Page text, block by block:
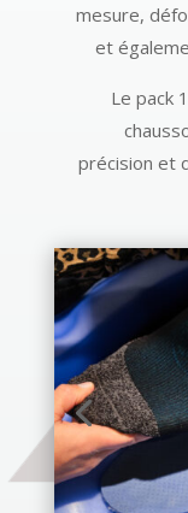
mesure,
et
Le pack
précision et